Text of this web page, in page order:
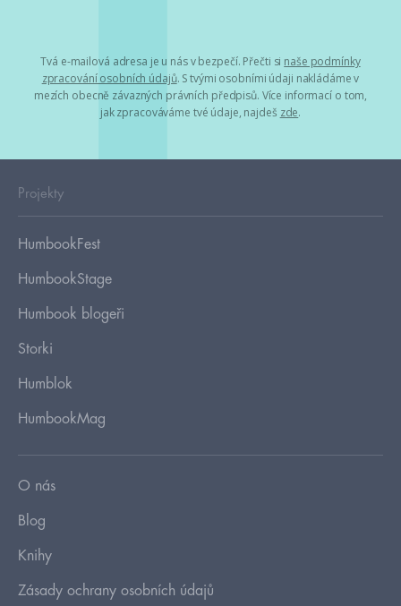
Tvá e-mailová adresa je u nás v bezpečí. Přečti si naše podmínky
zpracování osobních údajů. S tvými osobními údaji nakládáme v
mezích obecně závazných právních předpisů. Více informací o tom,
jak zpracováváme tvé údaje, najdeš zde.
Projekty
HumbookFest
HumbookStage
Humbook blogeři
Storki
Humblok
HumbookMag
O nás
Blog
Knihy
Zásady ochrany osobních údajů